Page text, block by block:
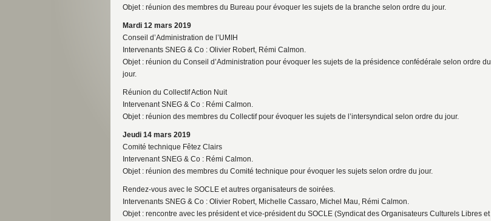
Objet : réunion des membres du Bureau pour évoquer les sujets de la branche selon ordre du jour.
Mardi 12 mars 2019
Conseil d’Administration de l’UMIH
Intervenants SNEG & Co : Olivier Robert, Rémi Calmon.
Objet : réunion du Conseil d’Administration pour évoquer les sujets de la présidence confédérale selon ordre du
jour.
Réunion du Collectif Action Nuit
Intervenant SNEG & Co : Rémi Calmon.
Objet : réunion des membres du Collectif pour évoquer les sujets de l’intersyndical selon ordre du jour.
Jeudi 14 mars 2019
Comité technique Fêtez Clairs
Intervenant SNEG & Co : Rémi Calmon.
Objet : réunion des membres du Comité technique pour évoquer les sujets selon ordre du jour.
Rendez-vous avec le SOCLE et autres organisateurs de soirées.
Intervenants SNEG & Co : Olivier Robert, Michelle Cassaro, Michel Mau, Rémi Calmon.
Objet : rencontre avec les président et vice-président du SOCLE (Syndicat des Organisateurs Culturels Libres et